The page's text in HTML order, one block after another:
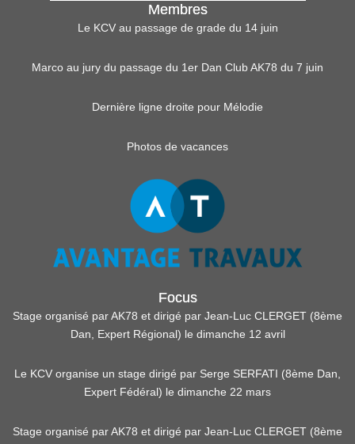
Membres
Le KCV au passage de grade du 14 juin
Marco au jury du passage du 1er Dan Club AK78 du 7 juin
Dernière ligne droite pour Mélodie
Photos de vacances
Focus
Stage organisé par AK78 et dirigé par Jean-Luc CLERGET (8ème
Dan, Expert Régional) le dimanche 12 avril
Le KCV organise un stage dirigé par Serge SERFATI (8ème Dan,
Expert Fédéral) le dimanche 22 mars
Stage organisé par AK78 et dirigé par Jean-Luc CLERGET (8ème